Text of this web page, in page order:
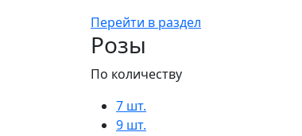
Перейти в раздел
Розы
По количеству
7 шт.
9 шт.